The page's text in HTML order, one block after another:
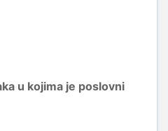
u kojima je poslovni